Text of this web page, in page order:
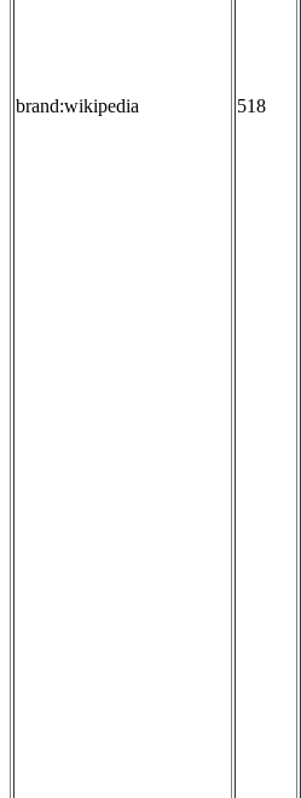
brand:wikipedia 518